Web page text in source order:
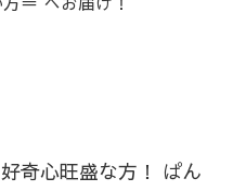
奇心旺盛な方！ ぱん